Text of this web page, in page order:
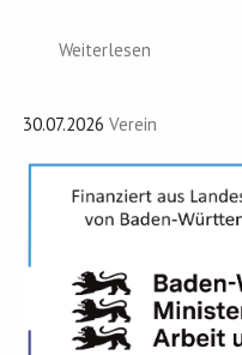
Weiterlesen
30.07.2026 Verein